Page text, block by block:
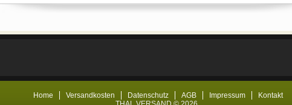
Home Versandkosten Datenschutz AGB Impressum
Kontakt